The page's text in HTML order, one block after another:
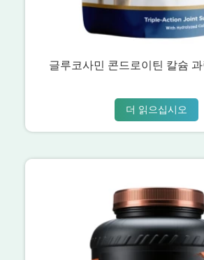
글루코사민 콘드로이틴 칼슘
더 읽으십시오